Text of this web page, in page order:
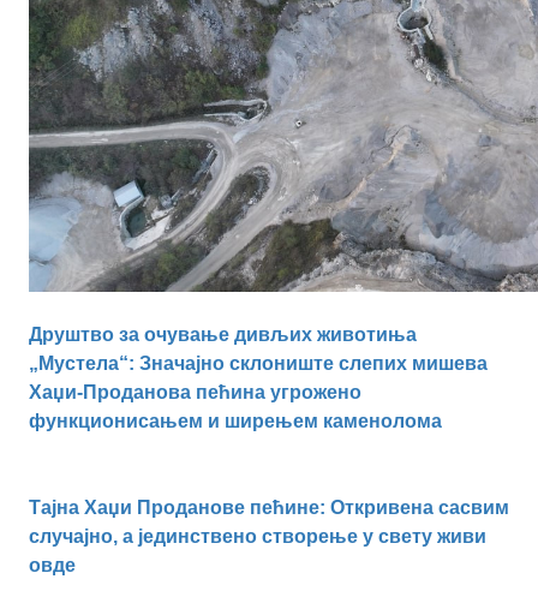
Друштво за очување дивљих животиња
„Мустела“: Значајно склониште слепих мишева
Хаџи-Проданова пећина угрожено
функционисањем и ширењем каменолома
Тајна Хаџи Проданове пећине: Откривена сасвим
случајно, а јединствено створење у свету живи
овде